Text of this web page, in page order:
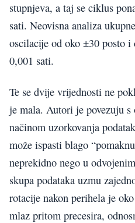
stupnjeva, a taj se ciklus
sati. Neovisna analiza
oscilacije od oko ±30 posto
0,001 sati.
Te se dvije vrijednosti ne
je mala. Autori je povezuju
načinom uzorkovanja
može ispasti blago
neprekidno nego u
skupa podataka uzmu
rotacije nakon perihela je
mlaz pritom precesira,